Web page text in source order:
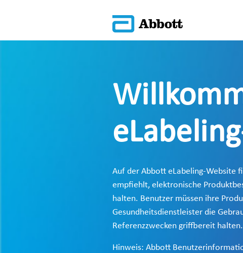
Auf der Abbott eLabeling-Website
empfiehlt, elektronische
halten. Benutzer müssen ihre
Gesundheitsdienstleister die
Referenzzwecken griffbereit halten.
Hinweis: Abbott